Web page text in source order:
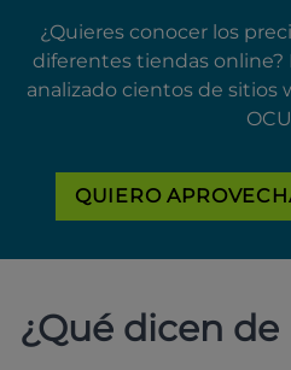
¿Quieres conocer los
diferentes tiendas
analizado cientos de sitios
QUIERO
¿Qué dicen